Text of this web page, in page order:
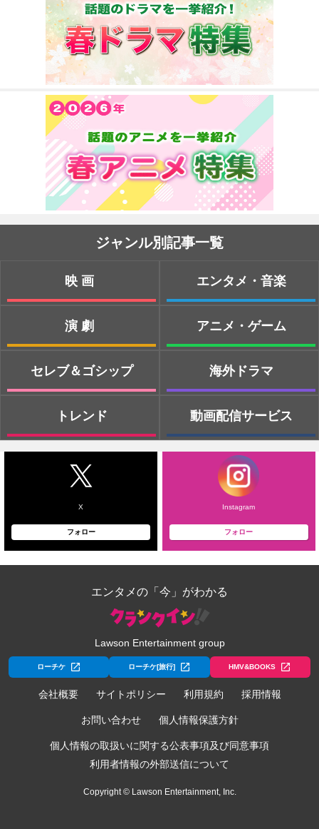
ジャンル別記事一覧
映画
演劇
セレブ＆ゴシップ
トレンド
エンタメ・音楽
アニメ・ゲーム
海外ドラマ
動画配信サービス
X
フォロー
Instagram
フォロー
エンタメの「今」がわかる
Lawson Entertainment group
ローチケ ローチケ[旅行] HMV&BOOKS
会社概要 サイトポリシー 利用規約 採用情報
お問い合わせ 個人情報保護方針
個人情報の取扱いに関する公表事項及び同意事項
利用者情報の外部送信について
Copyright © Lawson Entertainment, Inc.